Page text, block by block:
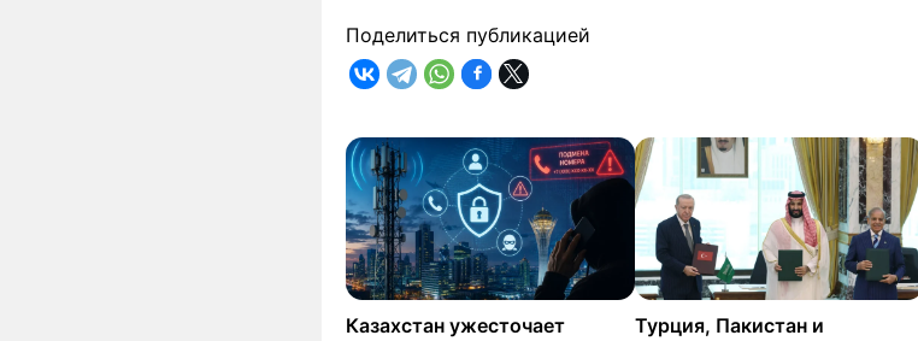
Поделиться публикацией
Казахстан ужесточает
Турция, Пакистан и